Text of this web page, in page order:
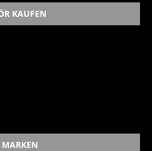
KAUFEN